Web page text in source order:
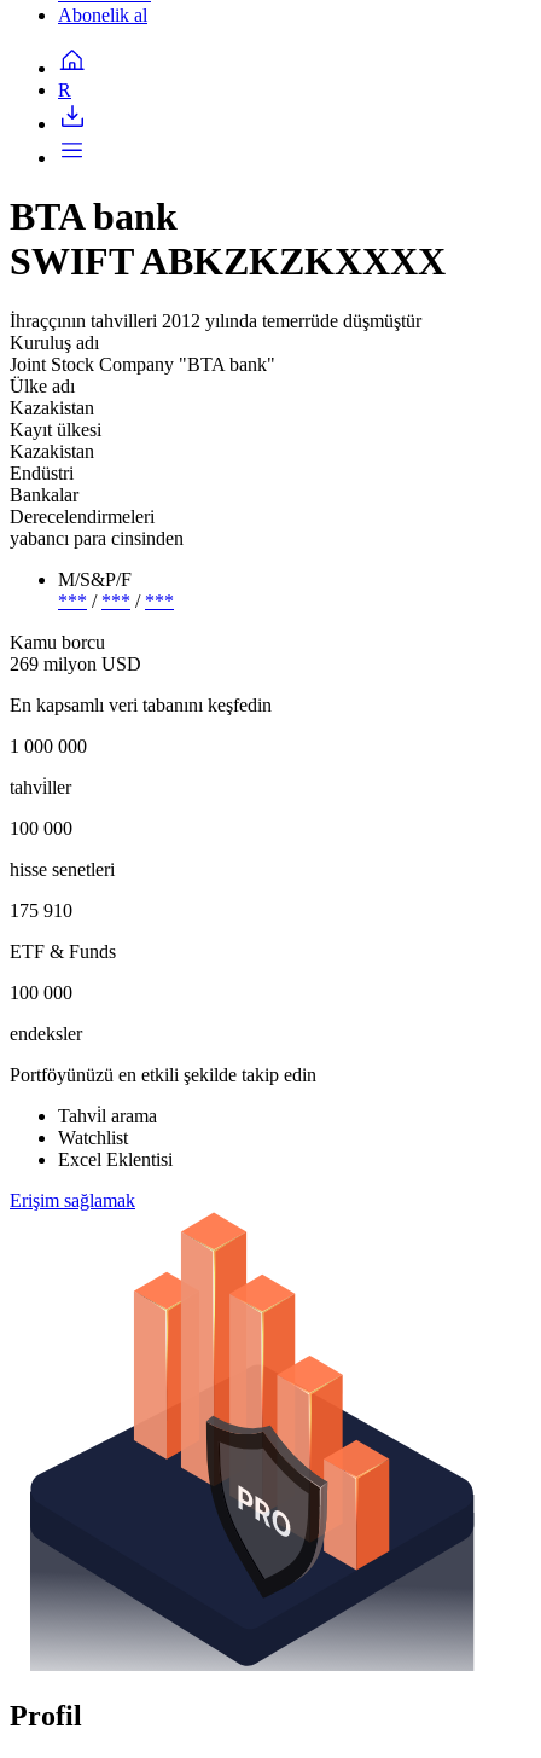
Abonelik al
R
BTA bank
SWIFT ABKZKZKXXXX
İhraççının tahvilleri 2012 yılında temerrüde düşmüştür
Kuruluş adı
Joint Stock Company "BTA bank"
Ülke adı
Kazakistan
Kayıt ülkesi
Kazakistan
Endüstri
Bankalar
Derecelendirmeleri
yabancı para cinsinden
M/S&P/F
*** / *** / ***
Kamu borcu
269 milyon USD
En kapsamlı veri tabanını keşfedin
1 000 000
tahvi̇ller
100 000
hisse senetleri
175 910
ETF & Funds
100 000
endeksler
Portföyünüzü en etkili şekilde takip edin
Tahvi̇l arama
Watchlist
Excel Eklentisi
Erişim sağlamak
Profil